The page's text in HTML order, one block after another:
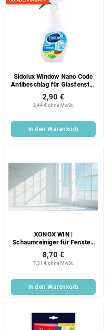
Sidolux Window Nano Code
Antibeschlag für Glasfenster
und Spiegel mit
Nanotechnologie Spray 500
ml
2,44 € ohne MwSt.
2,90 €
In den Warenkorb
XONOX WIN |
Schaumreiniger für Fenster,
Glas & Spiegel | Duft:
Saftiger Sommer | 500 ml
7,31 € ohne MwSt.
8,70 €
In den Warenkorb